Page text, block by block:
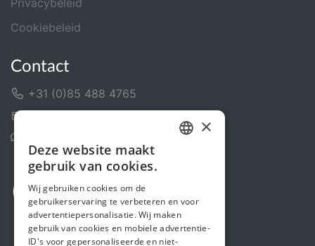
Privacybeleid
Cookiebeleid
Contact
+31 (0)85 488 4765
ENGLISH
×
Deze website maakt
gebruik van cookies.
Wij gebruiken cookies om de
gebruikerservaring te verbeteren en voor
advertentiepersonalisatie. Wij maken
gebruik van cookies en mobiele advertentie-
ID's voor gepersonaliseerde en niet-